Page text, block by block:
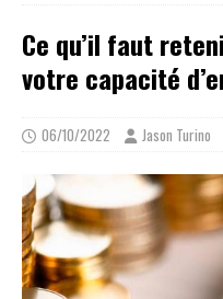
Ce qu’il faut
votre capacité
06/10/2022 Jason Turino